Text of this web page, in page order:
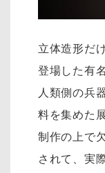
立体造形だ
登場した有
人類側の兵
料を集めた
制作の上で
されて、実